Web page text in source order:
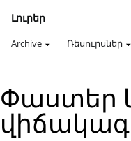
Լուրեր
Archive Ռեսուրսներ
Փաստեր